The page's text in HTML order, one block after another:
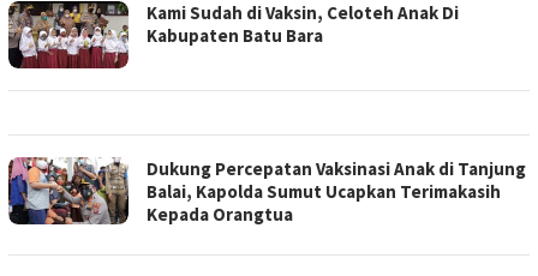
Kami Sudah di Vaksin, Celoteh Anak Di
Kabupaten Batu Bara
Dukung Percepatan Vaksinasi Anak di Tanjung
Balai, Kapolda Sumut Ucapkan Terimakasih
Kepada Orangtua